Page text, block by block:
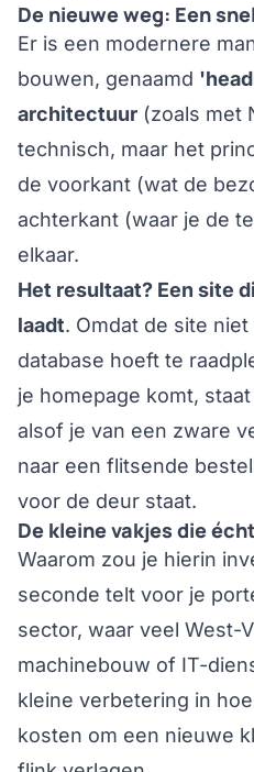
De nieuwe weg: Een
Er is een modernere
bouwen, genaamd
architectuur (zoals met
technisch, maar het
de voorkant (wat de
achterkant (waar je de
elkaar.
Het resultaat? Een site
laadt. Omdat de site
database hoeft te
je homepage komt,
alsof je van een zware
naar een flitsende
voor de deur staat.
De kleine vakjes die
Waarom zou je hierin
seconde telt voor je
sector, waar veel West-
machinebouw of IT-
kleine verbetering in
kosten om een nieuwe